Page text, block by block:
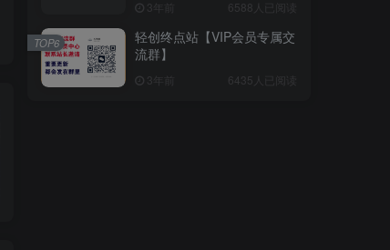
3年前 6588人已阅读
轻创终点站【VIP会员专属交
流群】
3年前 6435人已阅读
TOP6 ❄